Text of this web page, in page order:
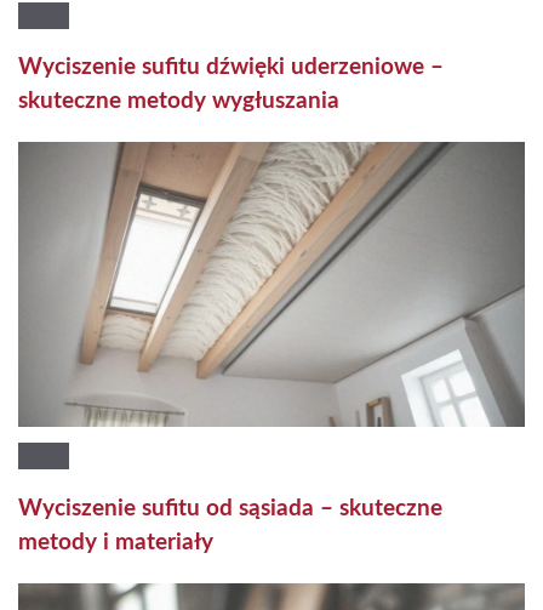
Wyciszenie sufitu dźwięki uderzeniowe –
skuteczne metody wygłuszania
Wyciszenie sufitu od sąsiada – skuteczne
metody i materiały